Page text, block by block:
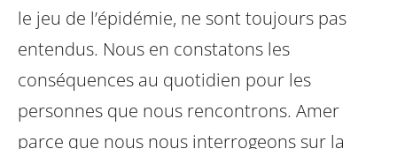
le jeu de l’épidémie, ne sont toujours pas
entendus. Nous en constatons les
conséquences au quotidien pour les
personnes que nous rencontrons. Amer
parce que nous nous interrogeons sur la